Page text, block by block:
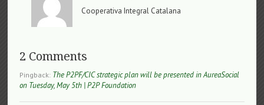
Cooperativa Integral Catalana
2 Comments
Pingback: The P2PF/CIC strategic plan will be presented in AureaSocial
on Tuesday, May 5th | P2P Foundation